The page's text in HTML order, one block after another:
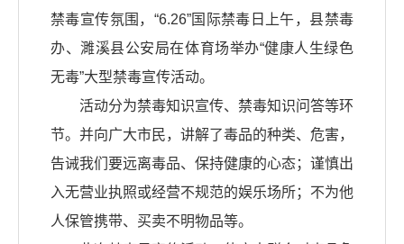
禁毒宣传氛围，“6.26”国际禁毒日上午，县禁毒
办、濉溪县公安局在体育场举办“健康人生绿色
无毒”大型禁毒宣传活动。
活动分为禁毒知识宣传、禁毒知识问答等环
节。并向广大市民，讲解了毒品的种类、危害，
告诫我们要远离毒品、保持健康的心态；谨慎出
入无营业执照或经营不规范的娱乐场所；不为他
人保管携带、买卖不明物品等。